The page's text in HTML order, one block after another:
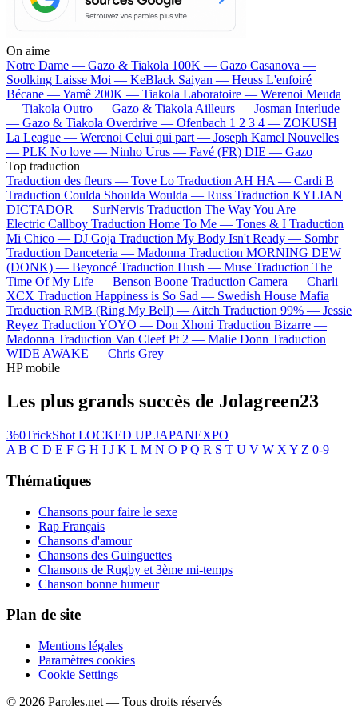
On aime
Notre Dame — Gazo & Tiakola 100K — Gazo Casanova —
Soolking Laisse Moi — KeBlack Saiyan — Heuss L'enfoiré
Bécane —Yamê 200K — Tiakola Laboratoire — Werenoi Meuda
— Tiakola Outro — Gazo & Tiakola Ailleurs — Josman Interlude
— Gazo & Tiakola Overdrive — Ofenbach 1 2 3 4 — ZOKUSH
La League — Werenoi Celui qui part — Joseph Kamel Nouvelles
— PLK No love — Ninho Urus — Favé (FR) DIE — Gazo
Top traduction
Traduction des fleurs — Tove Lo Traduction AH HA — Cardi B
Traduction Coulda Shoulda Woulda — Russ Traduction KYLIAN
DICTADOR — SurNervis Traduction The Way You Are —
Electric Callboy Traduction Home To Me — Tones & I Traduction
Mi Chico — DJ Goja Traduction My Body Isn't Ready — Sombr
Traduction Danceteria — Madonna Traduction MORNING DEW
(DONK) — Beyoncé Traduction Hush — Muse Traduction The
Time Of My Life — Benson Boone Traduction Camera — Charli
XCX Traduction Happiness is So Sad — Swedish House Mafia
Traduction RMB (Ring My Bell) — Aitch Traduction 99% — Jessie
Reyez Traduction YOYO — Don Xhoni Traduction Bizarre —
Madonna Traduction Van Cleef Pt 2 — Malie Donn Traduction
WIDE AWAKE — Chris Grey
HP mobile
Les plus grands succès de Jolagreen23
360TrickShot LOCKED UPJAPANEXPO
A B C D E F G H I J K L M N O P Q R S T U V W X Y Z 0-9
Thématiques
Chansons pour faire le sexe
Rap Français
Chansons d'amour
Chansons des Guinguettes
Chansons de Rugby et 3ème mi-temps
Chanson bonne humeur
Plan de site
Mentions légales
Paramètres cookies
Cookie Settings
© 2026 Paroles.net — Tous droits réservés